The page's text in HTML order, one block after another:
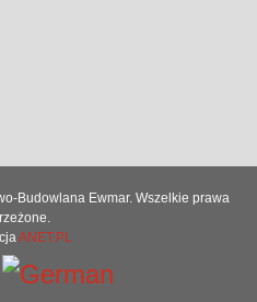
Budowlana Ewmar. Wszelkie prawa
ANET.PL